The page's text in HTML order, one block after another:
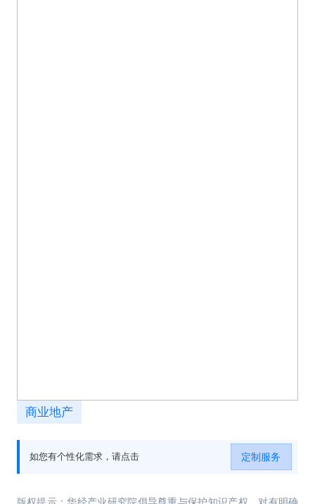
商业地产
如您有个性化需求，请点击 定制服务
版权提示：华经产业研究院倡导尊重与保护知识产权，对有明确